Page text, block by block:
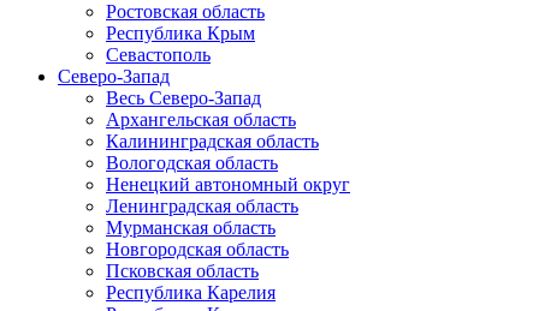
Ростовская область
Республика Крым
Севастополь
Северо-Запад
Весь Северо-Запад
Архангельская область
Калининградская область
Вологодская область
Ненецкий автономный округ
Ленинградская область
Мурманская область
Новгородская область
Псковская область
Республика Карелия